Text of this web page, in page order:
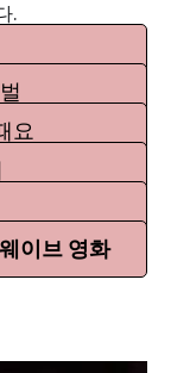
.
요
이브 영화